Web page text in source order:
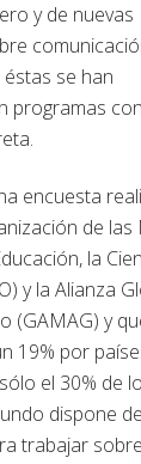
y de nuevas
se han
programas con
encuesta
de las
la
y la Alianza
(GAMAG) y
19% por
el 30% de
dispone de
trabajar